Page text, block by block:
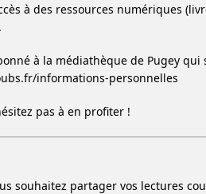
à des ressources numériques
à la médiathèque de Pugey qui
informations-personnelles
pas à en profiter !
souhaitez partager vos lectures